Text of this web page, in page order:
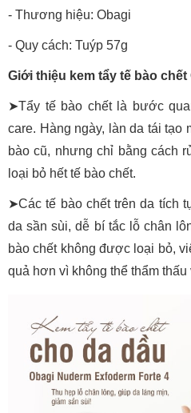
- Thương hiệu: Obagi
- Quy cách: Tuýp 57g
Giới thiệu kem tẩy tế bào chết
➤Tẩy tế bào chết là bước
care. Hàng ngày, làn da tái tạo
bào cũ, nhưng chỉ bằng cách
loại bỏ hết tế bào chết.
➤Các tế bào chết trên da tích
da sần sùi, dễ bí tắc lỗ chân
bào chết không được loại bỏ,
quả hơn vì không thể thẩm thấu